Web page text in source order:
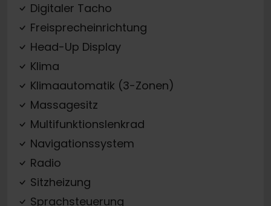
Digitaler Tacho
Freisprecheinrichtung
Head-Up Display
Klima
Klimaautomatik (3-Zonen)
Massagesitz
Multifunktionslenkrad
Navigationssystem
Radio
Sitzheizung
Sprachsteuerung